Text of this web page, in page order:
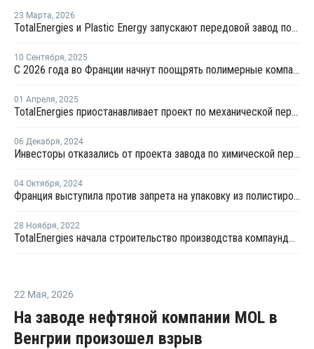
23 Марта, 2026
TotalEnergies и Plastic Energy запускают передовой завод по переработке пластмасс в Гранпюи
10 Сентября, 2025
С 2026 года во Франции начнут поощрять полимерные компании за использование вторичного пластика
01 Апреля, 2025
TotalEnergies приостанавливает проект по механической переработке во Франции
06 Декабря, 2024
Инвесторы отказались от проекта завода по химической переработке ПЭТ во Франции
04 Октября, 2024
Франция выступила против запрета на упаковку из полистирола
28 Ноября, 2022
TotalEnergies начала строительство производства компаундов из переработанного ПП во Франции
22 Мая, 2026
На заводе нефтяной компании MOL в
Венгрии произошел взрыв